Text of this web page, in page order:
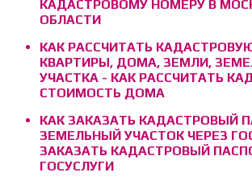
КАДАСТРОВОМУ НОМЕРУ В
ОБЛАСТИ
КАК РАССЧИТАТЬ
КВАРТИРЫ, ДОМА, ЗЕМЛИ,
УЧАСТКА - КАК РАССЧИТАТЬ
СТОИМОСТЬ ДОМА
КАК ЗАКАЗАТЬ КАДАСТРОВЫЙ
ЗЕМЕЛЬНЫЙ УЧАСТОК ЧЕРЕЗ
ЗАКАЗАТЬ КАДАСТРОВЫЙ
ГОСУСЛУГИ